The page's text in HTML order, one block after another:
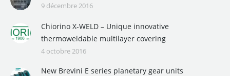
9 décembre 2016
Chiorino X-WELD – Unique innovative
thermoweldable multilayer covering
4 octobre 2016
New Brevini E series planetary gear units